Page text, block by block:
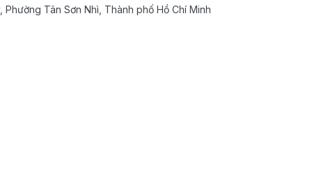
Tân Sơn Nhì, Thành phố Hồ Chí Minh